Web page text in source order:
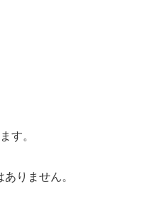
す。
りません。